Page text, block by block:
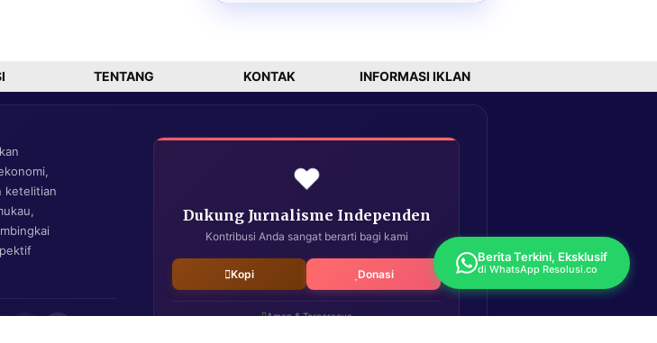
TENTANG KONTAK INFORMASI IKLAN
ketelitian
❤️
Dukung Jurnalisme Independen
Kontribusi Anda sangat berarti bagi kami
Kopi Donasi
Aman & Terpercaya
Berita Terkini, Eksklusif
di WhatsApp Resolusi.co